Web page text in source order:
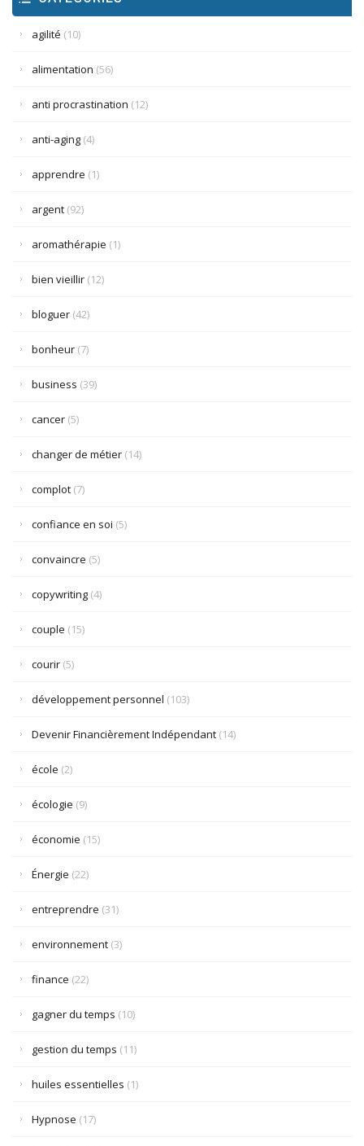
agilité (10)
alimentation (56)
anti procrastination (12)
anti-aging (4)
apprendre (1)
argent (92)
aromathérapie (1)
bien vieillir (12)
bloguer (42)
bonheur (7)
business (39)
cancer (5)
changer de métier (14)
complot (7)
confiance en soi (5)
convaincre (5)
copywriting (4)
couple (15)
courir (5)
développement personnel (103)
Devenir Financièrement Indépendant (14)
école (2)
écologie (9)
économie (15)
Énergie (22)
entreprendre (31)
environnement (3)
finance (22)
gagner du temps (10)
gestion du temps (11)
huiles essentielles (1)
Hypnose (17)